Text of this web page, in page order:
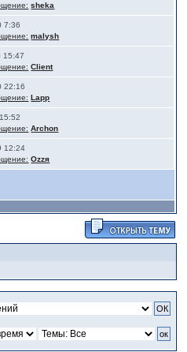
sheka
7:36
malysh
15:47
Client
22:16
Lapp
Archon
12:24
Ozzя